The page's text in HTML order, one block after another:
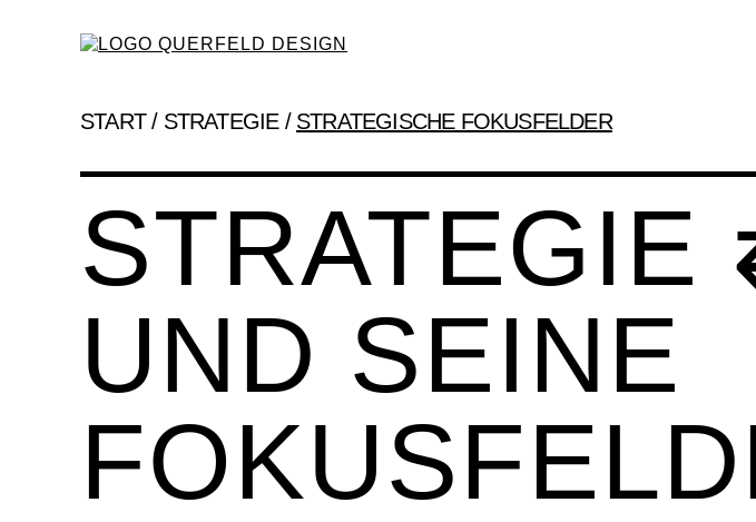
START/ STRATEGIE/ STRATEGISCHE FOKUSFELDER
STRATEGIE
UND SEINE